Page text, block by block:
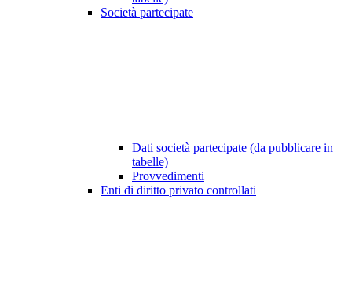
Società partecipate
Dati società partecipate (da pubblicare in
tabelle)
Provvedimenti
Enti di diritto privato controllati